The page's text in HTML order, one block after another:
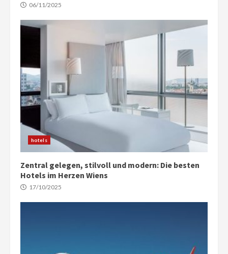
06/11/2025
hotels
Zentral gelegen, stilvoll und modern: Die besten
Hotels im Herzen Wiens
17/10/2025